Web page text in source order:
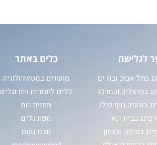
לגלישה
בתל אביב ובת ים
בהרצליה ובמרכז
בנתניה חוף פולג
בבית ינאי
בחיפה ובצפון
כלים באתר
מושגים במטאורולוגיה
כלים לתחזיות רוח וגלים
תחזית רוח
מפת גלים
מכמ גשם